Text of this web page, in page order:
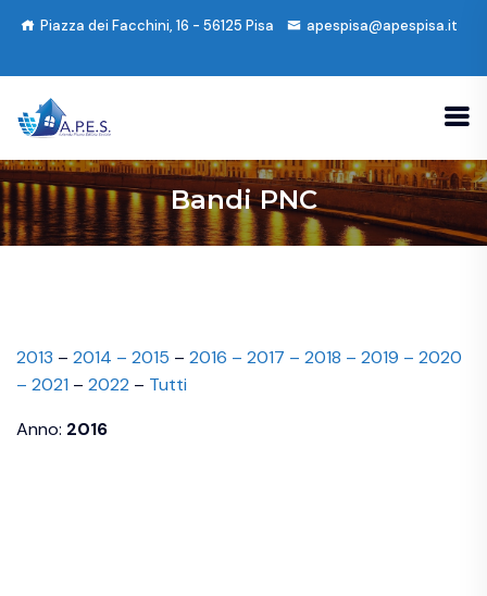
Piazza dei Facchini, 16 - 56125 Pisa apespisa@apespisa.it
Bandi PNC
2013 – 2014 – 2015 – 2016 – 2017 – 2018 – 2019 – 2020
– 2021 – 2022 – Tutti
Anno: 2016